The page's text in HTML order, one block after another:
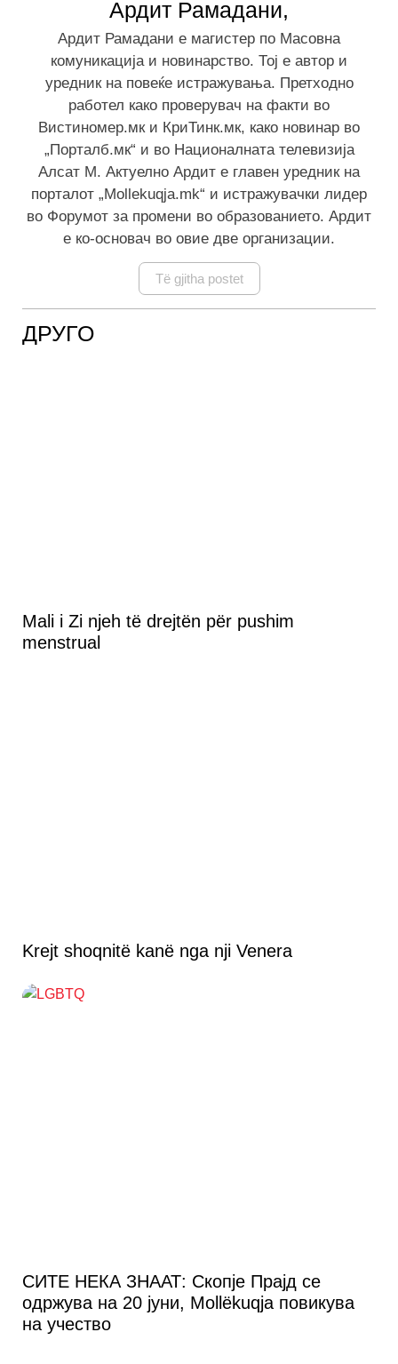
Ардит Рамадани,
Ардит Рамадани е магистер по Масовна
комуникација и новинарство. Тој е автор и
уредник на повеќе истражувања. Претходно
работел како проверувач на факти во
Вистиномер.мк и КриТинк.мк, како новинар во
„Порталб.мк“ и во Националната телевизија
Алсат М. Актуелно Ардит е главен уредник на
порталот „Mollekuqja.mk“ и истражувачки лидер
во Форумот за промени во образованието. Ардит
е ко-основач во овие две организации.
Të gjitha postet
ДРУГО
Mali i Zi njeh të drejtën për pushim
menstrual
Krejt shoqnitë kanë nga nji Venera
СИТЕ НЕКА ЗНААТ: Скопје Прајд се
одржува на 20 јуни, Mollëkuqja повикува
на учество